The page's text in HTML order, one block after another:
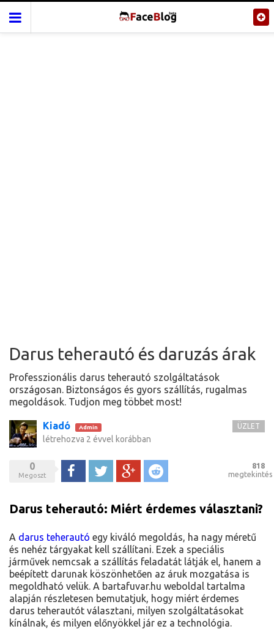
Darus teherautó és daruzás árak
Professzionális darus teherautó szolgáltatások
országosan. Biztonságos és gyors szállítás, rugalmas
megoldások. Tudjon meg többet most!
Kiadó Admin
létrehozva 2 évvel korábban
ÜZLET
0
Megoszt MegosztTweet Google+ Reddit
818
megtekintés
Darus teherautó: Miért érdemes választani?
A darus teherautó egy kiváló megoldás, ha nagy méretű
és nehéz tárgyakat kell szállítani. Ezek a speciális
járművek nemcsak a szállítás feladatát látják el, hanem a
beépített darunak köszönhetően az áruk mozgatása is
megoldható velük. A bartafuvar.hu weboldal tartalma
alapján részletesen bemutatjuk, hogy miért érdemes
darus teherautót választani, milyen szolgáltatásokat
kínálnak, és milyen előnyökkel jár ez a technológia.